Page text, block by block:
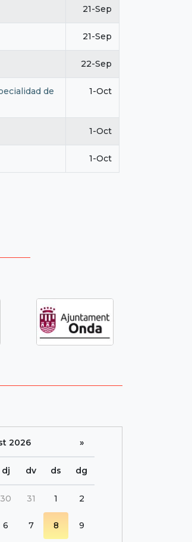
21-Sep
21-Sep
22-Sep
de
1-Oct
1-Oct
1-Oct
2026 »
dj dv ds dg
30 31 1 2
6 7 8 9